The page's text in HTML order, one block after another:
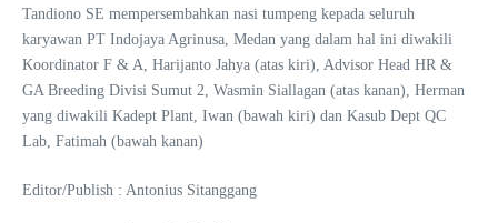
Tandiono SE mempersembahkan nasi tumpeng kepada seluruh
karyawan PT Indojaya Agrinusa, Medan yang dalam hal ini diwakili
Koordinator F & A, Harijanto Jahya (atas kiri), Advisor Head HR &
GA Breeding Divisi Sumut 2, Wasmin Siallagan (atas kanan), Herman
yang diwakili Kadept Plant, Iwan (bawah kiri) dan Kasub Dept QC
Lab, Fatimah (bawah kanan)
Editor/Publish : Antonius Sitanggang